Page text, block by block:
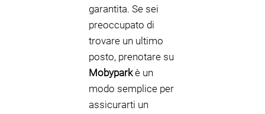
garantita. Se sei
preoccupato di
trovare un ultimo
posto, prenotare su
Mobyparkè un
modo semplice per
assicurarti un